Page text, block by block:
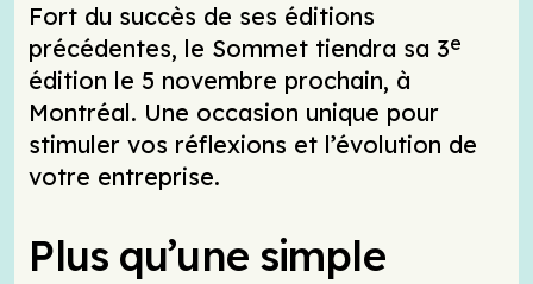
Fort du succès de ses éditions
précédentes, le Sommet tiendra sa 3e
édition le 5 novembre prochain, à
Montréal. Une occasion unique pour
stimuler vos réflexions et l’évolution de
votre entreprise.
Plus qu’une simple